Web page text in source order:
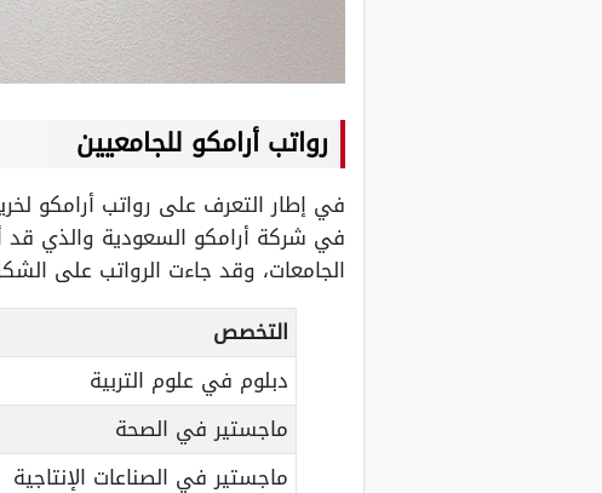
رواتب أرامكو للجامعيين
في إطار التعرف على رواتب أرامكو
في شركة أرامكو السعودية والذي قد
الجامعات، وقد جاءت الرواتب على
التخصص
دبلوم في علوم التربية
ماجستير في الصحة
ماجستير في الصناعات الإنتاجية